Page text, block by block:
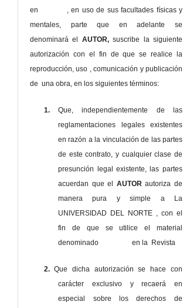
en , en uso de sus facultades físicas y
mentales, parte que en adelante se
denominará el AUTOR,suscribe la siguiente
autorización con el fin de que se realice la
reproducción, uso , comunicación y publicación
de una obra, en los siguientes términos:
1.
Que, independientemente de las
reglamentaciones legales existentes
en razón a la vinculación de las partes
de este contrato, y cualquier clase de
presunción legal existente, las partes
acuerdan que el AUTORautoriza de
manera pura y simple a La
UNIVERSIDAD DEL NORTE , con el
fin de que se utilice el material
denominado en la Revista
2. Que dicha autorización se hace con
carácter exclusivo y recaerá en
especial sobre los derechos de